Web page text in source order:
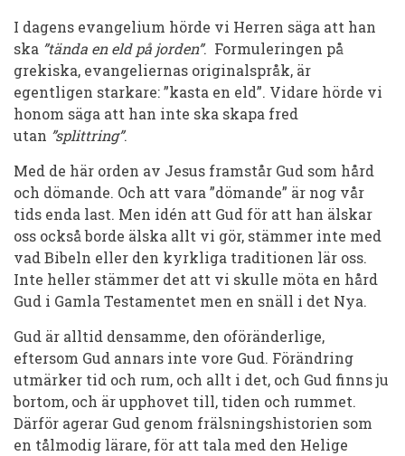
I dagens evangelium hörde vi Herren säga att han
ska ”tända en eld på jorden”. Formuleringen på
grekiska, evangeliernas originalspråk, är
egentligen starkare: ”kasta en eld”. Vidare hörde vi
honom säga att han inte ska skapa fred
utan ”splittring”.
Med de här orden av Jesus framstår Gud som hård
och dömande. Och att vara ”dömande” är nog vår
tids enda last. Men idén att Gud för att han älskar
oss också borde älska allt vi gör, stämmer inte med
vad Bibeln eller den kyrkliga traditionen lär oss.
Inte heller stämmer det att vi skulle möta en hård
Gud i Gamla Testamentet men en snäll i det Nya.
Gud är alltid densamme, den oföränderlige,
eftersom Gud annars inte vore Gud. Förändring
utmärker tid och rum, och allt i det, och Gud finns ju
bortom, och är upphovet till, tiden och rummet.
Därför agerar Gud genom frälsningshistorien som
en tålmodig lärare, för att tala med den Helige